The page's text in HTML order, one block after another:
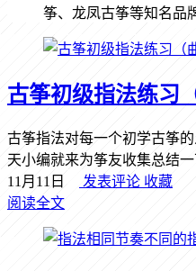
筝、龙凤古筝等知名品
古筝初级指法练习
古筝指法对每一个初学古筝
天小编就来为筝友收集总结
11月11日
发表评论 收藏
阅读全文